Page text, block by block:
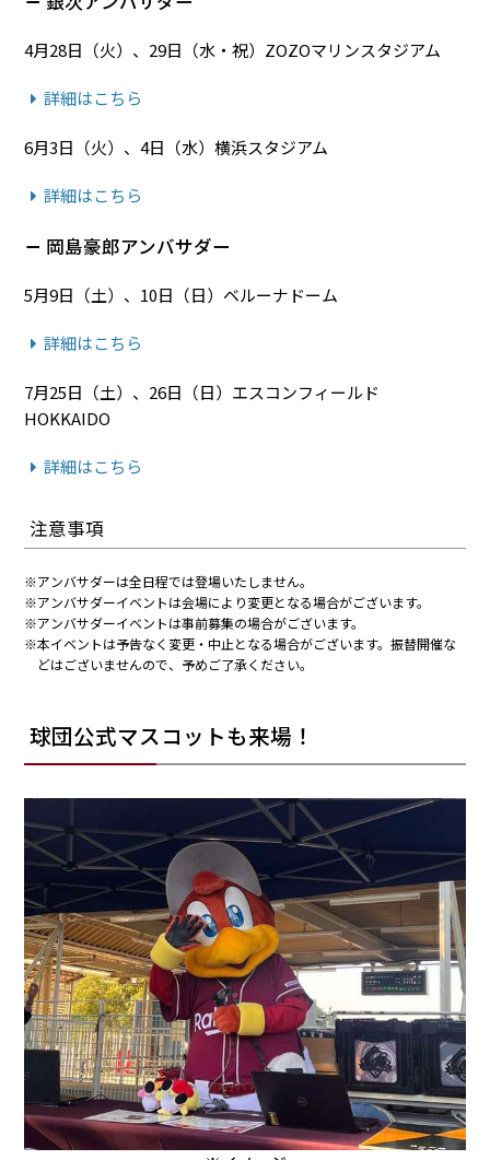
4月28日（火）、29日（水・祝）ZOZOマリンスタジアム
詳細はこちら
6月3日（火）、4日（水）横浜スタジアム
詳細はこちら
岡島豪郎アンバサダー
5月9日（土）、10日（日）ベルーナドーム
詳細はこちら
7月25日（土）、26日（日）エスコンフィールド
HOKKAIDO
詳細はこちら
注意事項
アンバサダーは全日程では登場いたしません。
アンバサダーイベントは会場により変更となる場合がございます。
アンバサダーイベントは事前募集の場合がございます。
本イベントは予告なく変更・中止となる場合がございます。振替開催な
どはございませんので、予めご了承ください。
球団公式マスコットも来場！